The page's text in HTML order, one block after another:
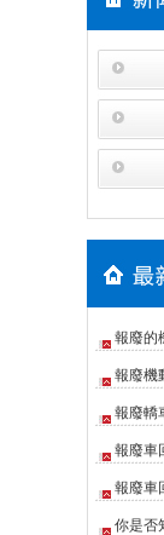
報廢的
報廢機
報廢轎
報廢車
報廢車
你是否